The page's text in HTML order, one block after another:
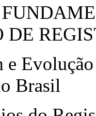
DE
e
Brasil